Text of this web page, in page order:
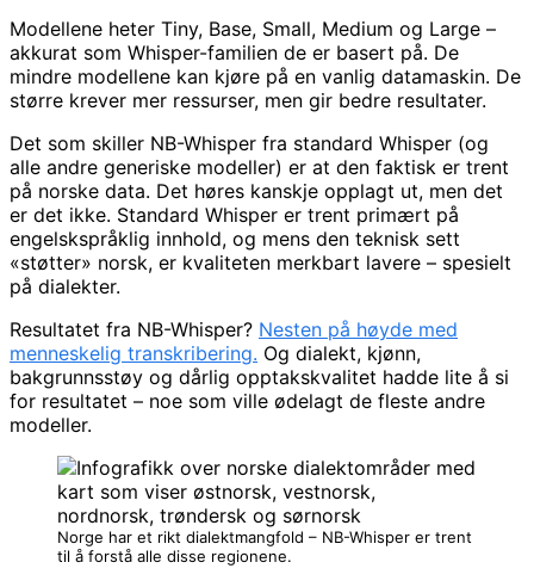
Modellene heter Tiny, Base, Small, Medium og Large –
akkurat som Whisper-familien de er basert på. De
mindre modellene kan kjøre på en vanlig datamaskin. De
større krever mer ressurser, men gir bedre resultater.
Det som skiller NB-Whisper fra standard Whisper (og
alle andre generiske modeller) er at den faktisk er trent
på norske data. Det høres kanskje opplagt ut, men det
er det ikke. Standard Whisper er trent primært på
engelskspråklig innhold, og mens den teknisk sett
«støtter» norsk, er kvaliteten merkbart lavere – spesielt
på dialekter.
Resultatet fra NB-Whisper? Nesten på høyde med
menneskelig transkribering. Og dialekt, kjønn,
bakgrunnsstøy og dårlig opptakskvalitet hadde lite å si
for resultatet – noe som ville ødelagt de fleste andre
modeller.
Norge har et rikt dialektmangfold – NB-Whisper er trent
til å forstå alle disse regionene.